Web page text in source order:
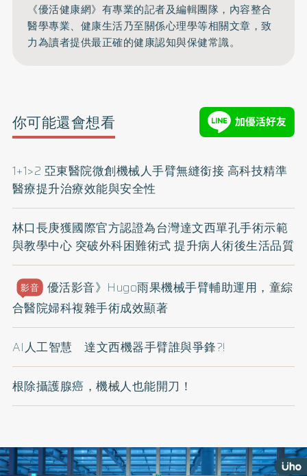
《優活健康網》有專業的記者及編輯團隊，內容整合
醫學專業、健康生活乃至關係心理學等相關文章，致
力為讀者提供最正確的健康認知與保健常識。
你可能還會想看
1+1>2 亞東醫院微創機械人手臂無縫銜接 高科技精準
醫療提升治療效能與安全性
林口長庚獲國際官方認證為台灣達文西單孔手術示範
與教學中心 突破外科困難術式 提升病人術後生活品質
影音
優活影音》Hugo雨果機械手臂輔助運用，童綜
合醫院婦科複雜手術成效顯著
AI人工智慧 達文西機器手臂誰與爭鋒?!
根除攝護腺癌，機械人也能開刀！